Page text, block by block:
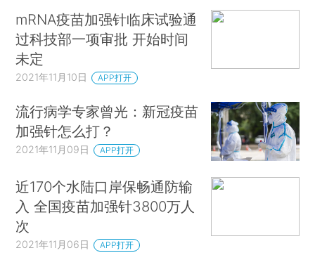
mRNA疫苗加强针临床试验通
过科技部一项审批 开始时间
未定
2021年11月10日 APP打开
流行病学专家曾光：新冠疫苗
加强针怎么打？
2021年11月09日 APP打开
近170个水陆口岸保畅通防输
入 全国疫苗加强针3800万人
次
2021年11月06日 APP打开